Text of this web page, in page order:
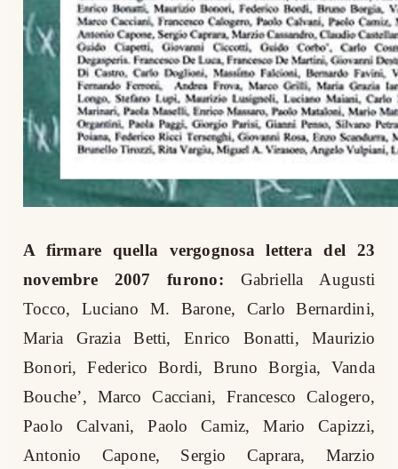
A firmare quella vergognosa lettera del 23
novembre 2007 furono: Gabriella Augusti
Tocco, Luciano M. Barone, Carlo Bernardini,
Maria Grazia Betti, Enrico Bonatti, Maurizio
Bonori, Federico Bordi, Bruno Borgia, Vanda
Bouche’, Marco Cacciani, Francesco Calogero,
Paolo Calvani, Paolo Camiz, Mario Capizzi,
Antonio Capone, Sergio Caprara, Marzio